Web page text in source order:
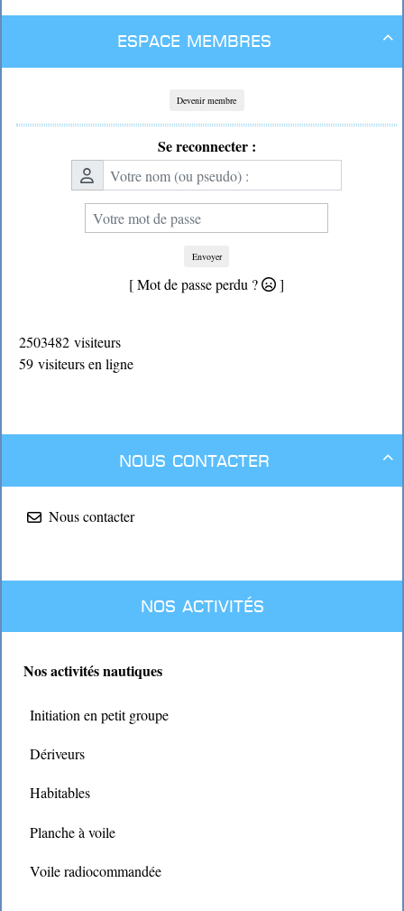

Espace membres
Devenir membre
Se reconnecter :
Envoyer
[ Mot de passe perdu ? ]
2503482 visiteurs
59 visiteurs en ligne

Nous contacter
Nous contacter
Nos activités
Nos activités nautiques
Initiation en petit groupe
Dériveurs
Habitables
Planche à voile
Voile radiocommandée